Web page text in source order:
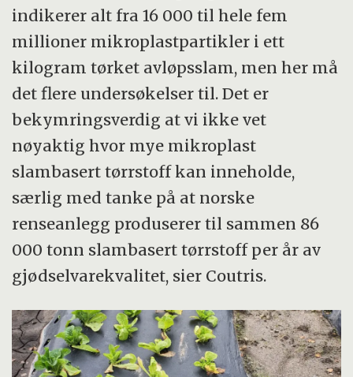
indikerer alt fra 16 000 til hele fem
millioner mikroplastpartikler i ett
kilogram tørket avløpsslam, men her må
det flere undersøkelser til. Det er
bekymringsverdig at vi ikke vet
nøyaktig hvor mye mikroplast
slambasert tørrstoff kan inneholde,
særlig med tanke på at norske
renseanlegg produserer til sammen 86
000 tonn slambasert tørrstoff per år av
gjødselvarekvalitet, sier Coutris.